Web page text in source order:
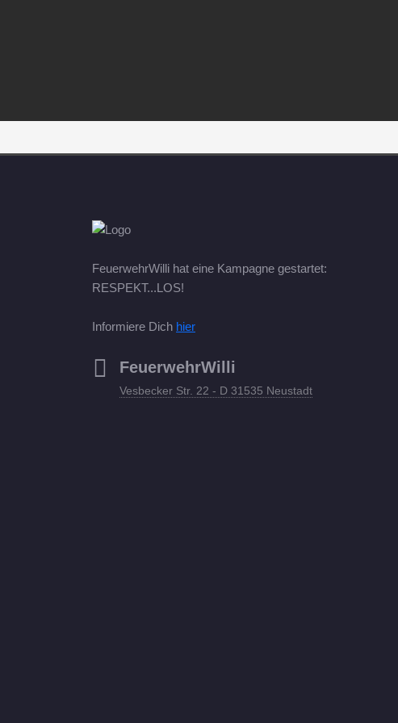
FeuerwehrWilli hat eine Kampagne gestartet:
RESPEKT...LOS!
Informiere Dich hier
FeuerwehrWilli
Vesbecker Str. 22 - D 31535 Neustadt